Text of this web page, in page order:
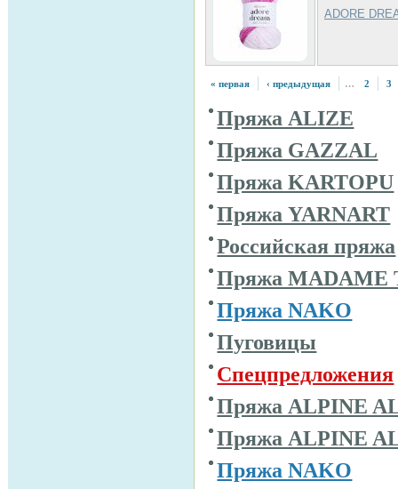
ADORE
« первая ‹ предыдущая … 2 3
Пряжа ALIZE
Пряжа GAZZAL
Пряжа KARTOPU
Пряжа YARNART
Российская пряжа
Пряжа MADAME
Пряжа NAKO
Пуговицы
Спецпредложения
Пряжа ALPINE
Пряжа ALPINE
Пряжа NAKO